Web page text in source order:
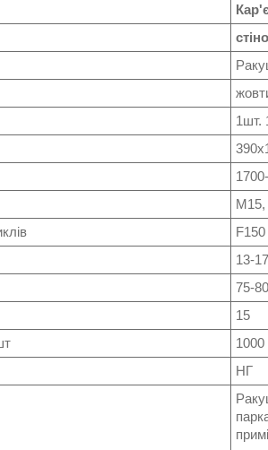
1шт.
М15,
F150
13-17
75-80
15
1000
НГ